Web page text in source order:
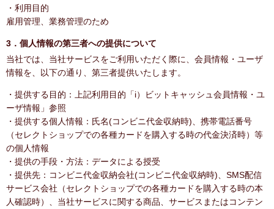
・利用目的
雇用管理、業務管理のため
3．個人情報の第三者への提供について
当社では、当社サービスをご利用いただく際に、会員情報・ユーザ
情報を、以下の通り、第三者提供いたします。
・提供する目的：上記利用目的「i）ビットキャッシュ会員情報・ユ
ーザ情報」参照
・提供する個人情報：氏名(コンビニ代金収納時)、携帯電話番号
（セレクトショップでの各種カードを購入する時の代金決済時）等
の個人情報
・提供の手段・方法：データによる授受
・提供先：コンビニ代金収納会社(コンビニ代金収納時)、SMS配信
サービス会社（セレクトショップでの各種カードを購入する時の本
人確認時）、当社サービスに関する商品、サービスまたはコンテン